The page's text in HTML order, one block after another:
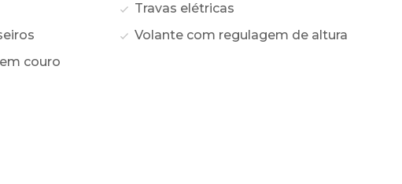
Travas elétricas
Volante com regulagem de altura
couro